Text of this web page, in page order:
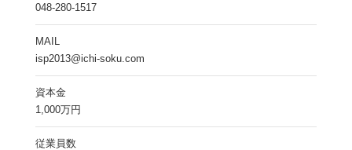
048-280-1517
MAIL
isp2013@ichi-soku.com
資本金
1,000万円
従業員数